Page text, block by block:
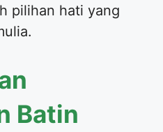
pilihan hati yang
Batin